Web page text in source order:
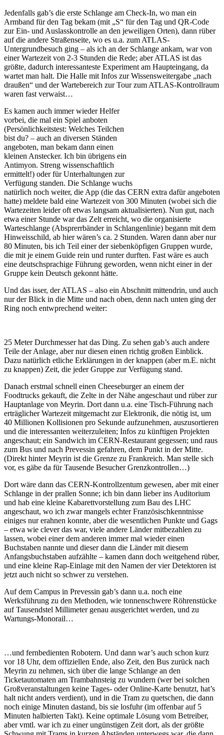
Jedenfalls gab’s die erste Schlange am Check-In, wo man ein
Armband für den Tag bekam (mit „S“ für den Tag und QR-Code
zur Ein- und Auslasskontrolle an den jeweiligen Orten), dann rüber
auf die andere Straßenseite, wo es u.a. zum ATLAS-
Untergrundbesuch ging – als ich an der Schlange ankam, war von
einer Wartezeit von 2-3 Stunden die Rede; aber ATLAS ist das
größte, dadurch interessanteste Experiment am Haupteingang, da
wartet man halt. Die Halle mit Infos zur Wissensweitergabe „nach
draußen“ und der Wartebereich zur Tour zum ATLAS-Kontrollraum
waren fast verwaist…
Es kamen auch immer wieder Helfer
vorbei, die mal ein Spiel anboten
(Persönlichkeitstest: Welches Teilchen
bist du? – auch an diversen Ständen
angeboten, man bekam dann einen
kleinen Anstecker. Ich bin übrigens ein
Antimyon. Streng wissenschaftlich
ermittelt!) oder für Unterhaltungen zur
Verfügung standen. Die Schlange wuchs
natürlich noch weiter, die App (die das CERN extra dafür angeboten
hatte) meldete bald eine Wartezeit von 300 Minuten (wobei sich die
Wartezeiten leider oft etwas langsam aktualisierten). Nun gut, nach
etwa einer Stunde war das Zelt erreicht, wo die organisierte
Warteschlange (Absprerrbänder in Schlangenlinie) begann mit dem
Hinweisschild, ab hier wären’s ca. 2 Stunden. Waren dann aber nur
80 Minuten, bis ich Teil einer der siebenköpfigen Gruppen wurde,
die mit je einem Guide rein und runter durften. Fast wäre es auch
eine deutschsprachige Führung geworden, wenn nicht einer in der
Gruppe kein Deutsch gekonnt hätte.
Und das isser, der ATLAS – also ein Abschnitt mittendrin, und auch
nur der Blick in die Mitte und nach oben, denn nach unten ging der
Ring noch entwprechend weiter:
25 Meter Durchmesser hat das Ding. Zu sehen gab’s auch andere
Teile der Anlage, aber nur diesen einen richtig großen Einblick.
Dazu natürlich etliche Erklärungen in der knappen (aber m.E. nicht
zu knappen) Zeit, die jeder Gruppe zur Verfügung stand.
Danach erstmal schnell einen Cheeseburger an einem der
Foodtrucks gekauft, die Zelte in der Nähe angeschaut und rüber zur
Hauptanlage von Meyrin. Dort dann u.a. eine Tisch-Führung nach
erträglicher Wartezeit mitgemacht zur Elektronik, die nötig ist, um
40 Millionen Kollisionen pro Sekunde aufzunehmen, auszusortieren
und die interessanten weiterzuleiten; Infos zu künftigen Projekten
angeschaut; ein Sandwich im CERN-Restaurant gegessen; und raus
zum Bus und nach Prevessin gefahren, dem Punkt in der Mitte.
(Direkt hinter Meyrin ist die Grenze zu Frankreich. Man stelle sich
vor, es gäbe da für Tausende Besucher Grenzkontrollen…)
Dort wäre dann das CERN-Kontrollzentum gewesen, aber mit einer
Schlange in der prallen Sonne; ich bin dann lieber ins Auditorium
und hab eine kleine Kabarettvorstellung zum Bau des LHC
angeschaut, wo ich zwar mangels echter Französischkenntnisse
einiges nur erahnen konnte, aber die wesentlichen Punkte und Gags
– etwa wie clever das war, viele andere Länder mitbezahlen zu
lassen, wobei einer dem anderen immer mal wieder einen
Buchstaben nannte und dieser dann die Länder mit diesem
Anfangsbuchstaben aufzählte – kamen dann doch weitgehend rüber,
und eine kleine Rap-Einlage mit den Namen der vier Detektoren ist
jetzt auch nicht so schwer zu verstehen.
Auf dem Campus in Prevessin gab’s dann u.a. noch eine
Werksführung zu den Methoden, wie tonnenschwere Röhrenstücke
auf Tausendstel Millimeter genau ausgerichtet werden, und zu
Wartungs-Monorail…
…und fernbedienten Robotern. Und dann war’s auch schon kurz
vor 18 Uhr, dem offiziellen Ende, also Zeit, den Bus zurück nach
Meyrin zu nehmen, sich über die lange Schlange an den
Ticketautomaten am Trambahnsteig zu wundern (wer bei solchen
Großveranstaltungen keine Tages- oder Online-Karte benutzt, hat’s
halt nicht anders verdient), und in die Tram zu quetschen, die dann
noch einige Minuten dastand, bis sie losfuhr (im offenbar auf 5
Minuten halbierten Takt). Keine optimale Lösung vom Betreiber,
aber vmtl. war ich zu einer ungünstigen Zeit dort, als der größte